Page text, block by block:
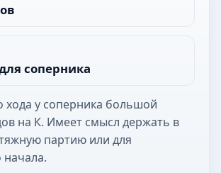
соперника
хода у соперника большой
на К. Имеет смысл держать в
партию или для
начала.